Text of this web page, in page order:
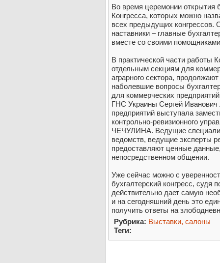
Во время церемонии открытия
Конгресса, которых можно
всех предыдущих
наставники – главные
вместе со своими
В практической части работы
отдельным секциям для
аграрного сектора,
наболевшие вопросы
для коммерческих
ГНС Украины Сергей
предприятий выступала
контрольно-ревизионного
ЧЕЧУЛИНА. Ведущие
ведомств, ведущие эксперты
предоставляют ценные
непосредственном общении.
Уже сейчас можно с
бухгалтерский конгресс, судя
действительно дает самую
и на сегодняшний день это
получить ответы на
Рубрика: Выставки, салоны
Теги: